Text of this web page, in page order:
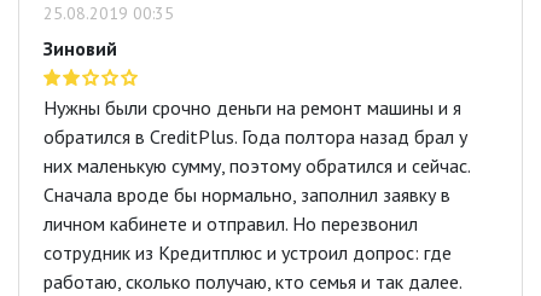
25.08.2019 00:35
Зиновий
Нужны были срочно деньги на ремонт машины и я
обратился в CreditPlus. Года полтора назад брал у
них маленькую сумму, поэтому обратился и сейчас.
Сначала вроде бы нормально, заполнил заявку в
личном кабинете и отправил. Но перезвонил
сотрудник из Кредитплюс и устроил допрос: где
работаю, сколько получаю, кто семья и так далее.